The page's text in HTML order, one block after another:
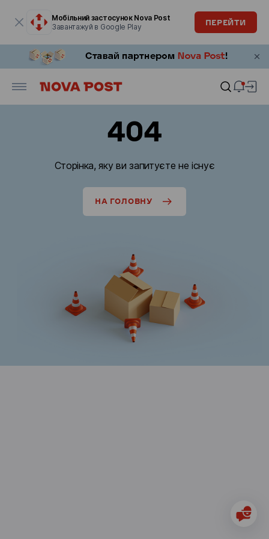
Мобільний застосунок Nova Post
Завантажуй в Google Play
ПЕРЕЙТИ
404
Сторінка, яку ви запитуєте не існує
НА ГОЛОВНУ